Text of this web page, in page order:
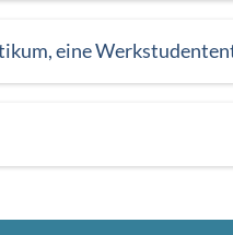
eine